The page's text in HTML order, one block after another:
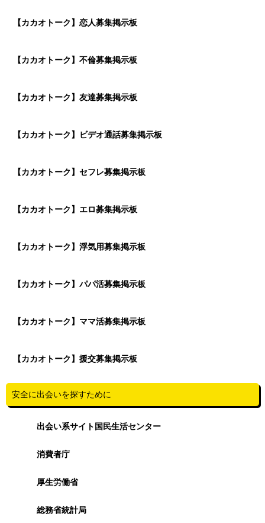
【カカオトーク】恋人募集掲示板
【カカオトーク】不倫募集掲示板
【カカオトーク】友達募集掲示板
【カカオトーク】ビデオ通話募集掲示板
【カカオトーク】セフレ募集掲示板
【カカオトーク】エロ募集掲示板
【カカオトーク】浮気用募集掲示板
【カカオトーク】パパ活募集掲示板
【カカオトーク】ママ活募集掲示板
【カカオトーク】援交募集掲示板
安全に出会いを探すために
出会い系サイト国民生活センター
消費者庁
厚生労働省
総務省統計局